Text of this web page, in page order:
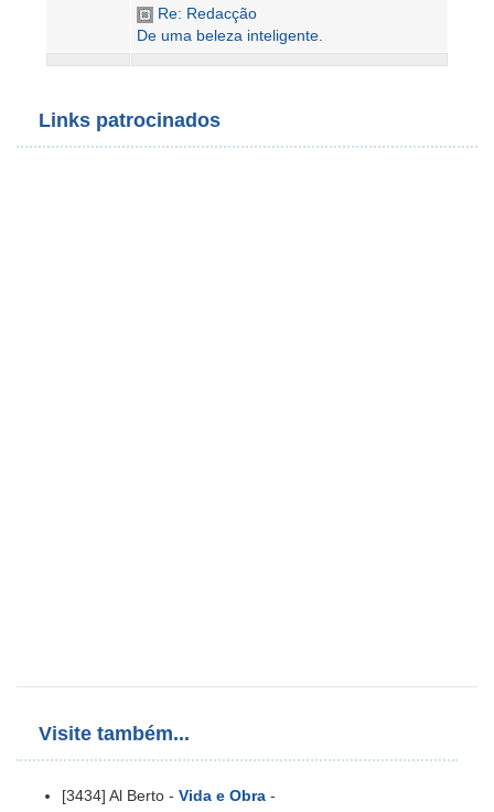
Re: Redacção
De uma beleza inteligente.
Links patrocinados
Visite também...
[3434] Al Berto - Vida e Obra -